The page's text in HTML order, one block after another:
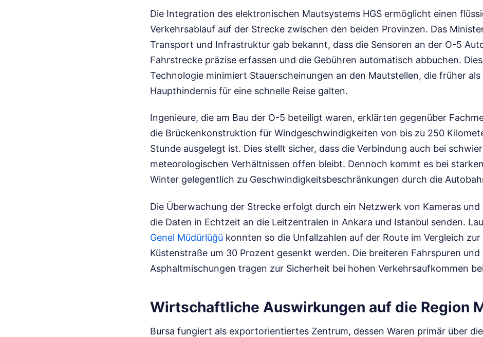
Die Integration des elektronischen Mautsystems HGS ermöglicht einen
Verkehrsablauf auf der Strecke zwischen den beiden Provinzen. Das
Transport und Infrastruktur gab bekannt, dass die Sensoren an der O-5
Fahrstrecke präzise erfassen und die Gebühren automatisch abbuchen.
Technologie minimiert Stauerscheinungen an den Mautstellen, die früher als
Haupthindernis für eine schnelle Reise galten.
Ingenieure, die am Bau der O-5 beteiligt waren, erklärten gegenüber
die Brückenkonstruktion für Windgeschwindigkeiten von bis zu 250
Stunde ausgelegt ist. Dies stellt sicher, dass die Verbindung auch bei
meteorologischen Verhältnissen offen bleibt. Dennoch kommt es bei
Winter gelegentlich zu Geschwindigkeitsbeschränkungen durch die
Die Überwachung der Strecke erfolgt durch ein Netzwerk von Kameras und
die Daten in Echtzeit an die Leitzentralen in Ankara und Istanbul senden.
Genel Müdürlüğü konnten so die Unfallzahlen auf der Route im Vergleich zur
Küstenstraße um 30 Prozent gesenkt werden. Die breiteren Fahrspuren
Asphaltmischungen tragen zur Sicherheit bei hohen Verkehrsaufkommen
Wirtschaftliche Auswirkungen auf die Region
Bursa fungiert als exportorientiertes Zentrum, dessen Waren primär über